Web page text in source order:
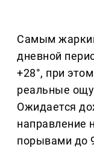
Самым
дневной
+28°, при
реальные
Ожидается
направление
порывами до